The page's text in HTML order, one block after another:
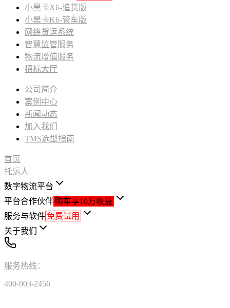
小黑卡X6-追货版
小黑卡K6-管车版
网络货运系统
智慧监管服务
物流增值服务
招标大厅
公司简介
案例中心
新闻动态
加入我们
TMS选型指南
首页
托运人
数字物流平台
平台合作伙伴 购车享10万收益
服务与软件 免费试用
关于我们
服务热线：
400-903-2456